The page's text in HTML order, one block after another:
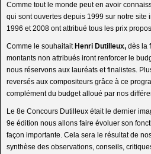
Comme tout le monde peut en avoir
qui sont ouvertes depuis 1999 sur notre site
1996 et 2008 ont attribué tous les prix
Comme le souhaitait Henri Dutilleux, dès la
montants non attribués iront renforcer le
nous réservons aux lauréats et finalistes.
reversés aux compositeurs grâce à ce
complément du budget alloué par nos
Le 8e Concours Dutilleux était le dernier
9e édition nous allons faire évoluer son
façon importante. Cela sera le résultat de
synthèse des observations, conseils,